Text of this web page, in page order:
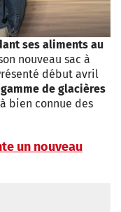
ses aliments au
nouveau sac à
début avril
de glacières
bien connue des
un nouveau